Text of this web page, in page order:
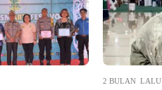
2 BULAN LALU